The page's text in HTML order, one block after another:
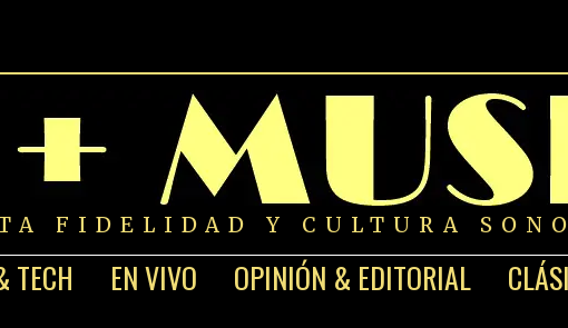
FIDELIDAD Y CULTURA
TECH EN VIVO OPINIÓN & EDITORIAL